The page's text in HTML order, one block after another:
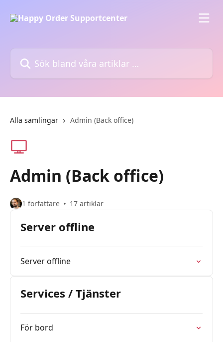
Alla samlingar Admin (Back office)
Admin (Back office)
1 författare 17 artiklar
Server offline
Server offline
Services / Tjänster
För bord